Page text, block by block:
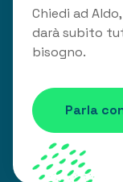
Chiedi ad
darà subito
bisogno.
Parla